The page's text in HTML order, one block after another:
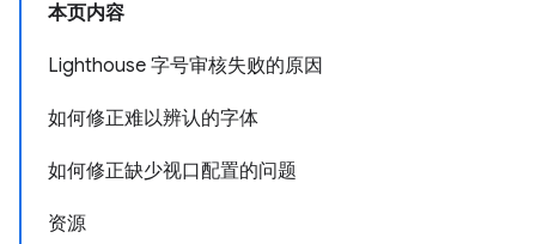
本页内容
Lighthouse 字号审核失败的原因
如何修正难以辨认的字体
如何修正缺少视口配置的问题
资源